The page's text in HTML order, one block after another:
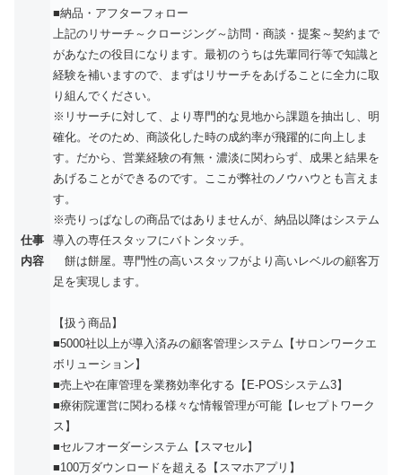
仕事
内容
■納品・アフターフォロー
上記のリサーチ～クロージング～訪問・商談・提案～契約まで
があなたの役目になります。最初のうちは先輩同行等で知識と
経験を補いますので、まずはリサーチをあげることに全力に取
り組んでください。
※リサーチに対して、より専門的な見地から課題を抽出し、明
確化。そのため、商談化した時の成約率が飛躍的に向上しま
す。だから、営業経験の有無・濃淡に関わらず、成果と結果を
あげることができるのです。ここが弊社のノウハウとも言えま
す。
※売りっぱなしの商品ではありませんが、納品以降はシステム
導入の専任スタッフにバトンタッチ。
餅は餅屋。専門性の高いスタッフがより高いレベルの顧客万
足を実現します。
【扱う商品】
■5000社以上が導入済みの顧客管理システム【サロンワークエ
ボリューション】
■売上や在庫管理を業務効率化する【E-POSシステム3】
■療術院運営に関わる様々な情報管理が可能【レセプトワーク
ス】
■セルフオーダーシステム【スマセル】
■100万ダウンロードを超える【スマホアプリ】